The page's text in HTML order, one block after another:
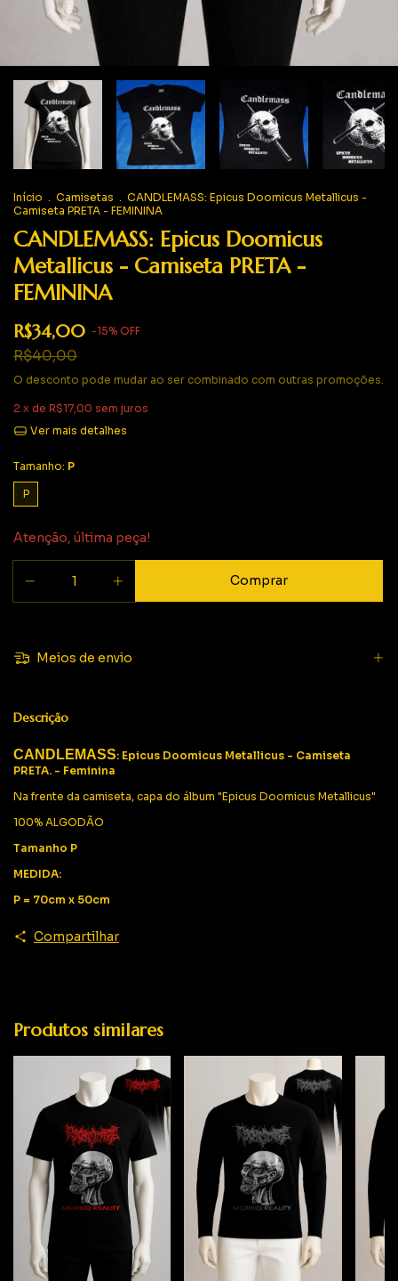
Início . Camisetas . CANDLEMASS: Epicus Doomicus Metallicus -
Camiseta PRETA - FEMININA
CANDLEMASS: Epicus Doomicus
Metallicus - Camiseta PRETA -
FEMININA
R$34,00 -15% OFF
R$40,00
O desconto pode mudar ao ser combinado com outras promoções.
2 x de R$17,00 sem juros
Ver mais detalhes
Tamanho: P
P
Atenção, última peça!
Meios de envio
Descrição
CANDLEMASS: Epicus Doomicus Metallicus - Camiseta
PRETA. - Feminina
Na frente da camiseta, capa do álbum "Epicus Doomicus Metallicus"
100% ALGODÃO
Tamanho P
MEDIDA:
P = 70cm x 50cm
Compartilhar
Produtos similares